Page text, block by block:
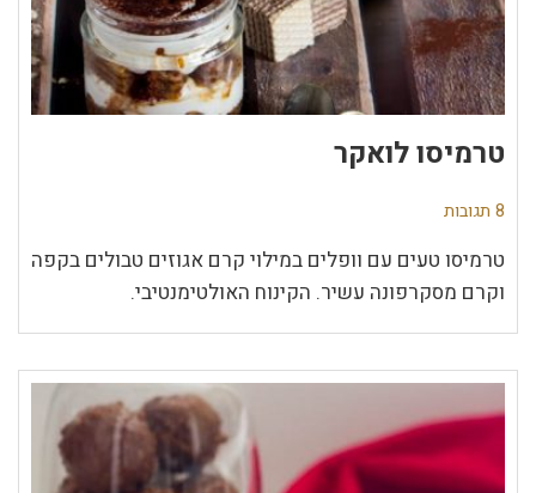
טרמיסו לואקר
8 תגובות
טרמיסו טעים עם וופלים במילוי קרם אגוזים טבולים בקפה
וקרם מסקרפונה עשיר. הקינוח האולטימנטיבי.